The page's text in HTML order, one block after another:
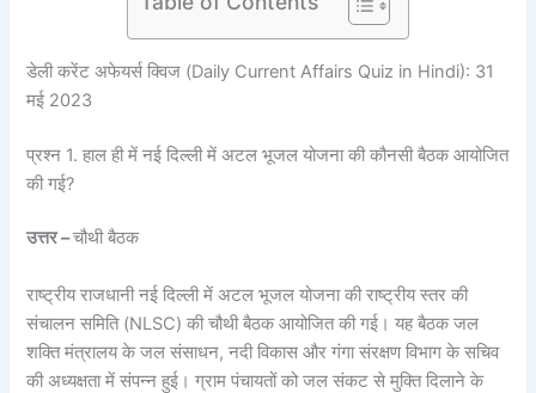
डेली करेंट अफेयर्स क्विज (Daily Current Affairs Quiz in Hindi): 31
मई 2023
प्रश्न 1. हाल ही में नई दिल्ली में अटल भूजल योजना की कौनसी बैठक आयोजित
की गई?
उत्तर –चौथी बैठक
राष्ट्रीय राजधानी नई दिल्ली में अटल भूजल योजना की राष्ट्रीय स्तर की
संचालन समिति (NLSC) की चौथी बैठक आयोजित की गई। यह बैठक जल
शक्ति मंत्रालय के जल संसाधन, नदी विकास और गंगा संरक्षण विभाग के सचिव
की अध्यक्षता में संपन्न हुई। ग्राम पंचायतों को जल संकट से मुक्ति दिलाने के